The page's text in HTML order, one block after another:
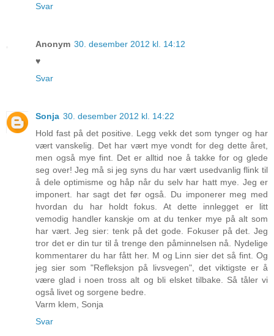
Svar
Anonym 30. desember 2012 kl. 14:12
♥
Svar
Sonja 30. desember 2012 kl. 14:22
Hold fast på det positive. Legg vekk det som tynger og har
vært vanskelig. Det har vært mye vondt for deg dette året,
men også mye fint. Det er alltid noe å takke for og glede
seg over! Jeg må si jeg syns du har vært usedvanlig flink til
å dele optimisme og håp når du selv har hatt mye. Jeg er
imponert. har sagt det før også. Du imponerer meg med
hvordan du har holdt fokus. At dette innlegget er litt
vemodig handler kanskje om at du tenker mye på alt som
har vært. Jeg sier: tenk på det gode. Fokuser på det. Jeg
tror det er din tur til å trenge den påminnelsen nå. Nydelige
kommentarer du har fått her. M og Linn sier det så fint. Og
jeg sier som "Refleksjon på livsvegen", det viktigste er å
være glad i noen tross alt og bli elsket tilbake. Så tåler vi
også livet og sorgene bedre.
Varm klem, Sonja
Svar